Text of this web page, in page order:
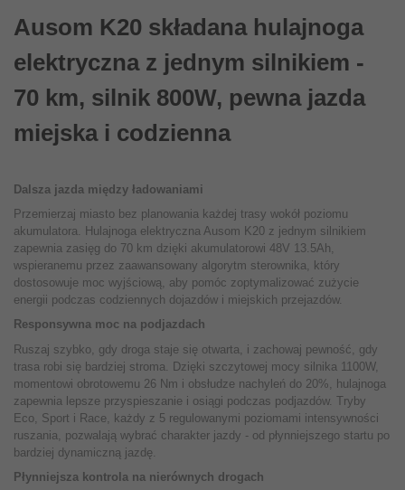
Ausom K20 składana hulajnoga
elektryczna z jednym silnikiem -
70 km, silnik 800W, pewna jazda
miejska i codzienna
Dalsza jazda między ładowaniami
Przemierzaj miasto bez planowania każdej trasy wokół poziomu
akumulatora. Hulajnoga elektryczna Ausom K20 z jednym silnikiem
zapewnia zasięg do 70 km dzięki akumulatorowi 48V 13.5Ah,
wspieranemu przez zaawansowany algorytm sterownika, który
dostosowuje moc wyjściową, aby pomóc zoptymalizować zużycie
energii podczas codziennych dojazdów i miejskich przejazdów.
Responsywna moc na podjazdach
Ruszaj szybko, gdy droga staje się otwarta, i zachowaj pewność, gdy
trasa robi się bardziej stroma. Dzięki szczytowej mocy silnika 1100W,
momentowi obrotowemu 26 Nm i obsłudze nachyleń do 20%, hulajnoga
zapewnia lepsze przyspieszanie i osiągi podczas podjazdów. Tryby
Eco, Sport i Race, każdy z 5 regulowanymi poziomami intensywności
ruszania, pozwalają wybrać charakter jazdy - od płynniejszego startu po
bardziej dynamiczną jazdę.
Płynniejsza kontrola na nierównych drogach